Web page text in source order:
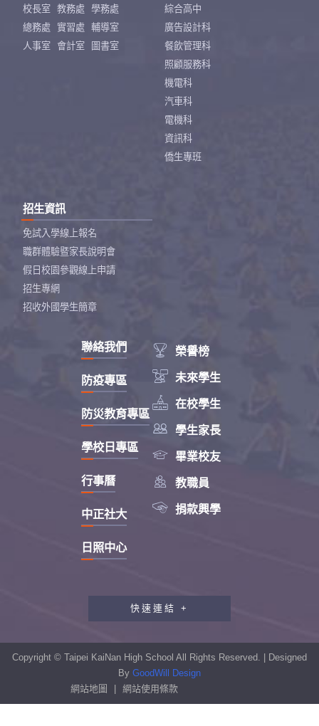
校長室 教務處
學務處
總務處
實習處
輔導室
人事室
會計室 圖書室
綜合高中
廣告設計科
餐飲管理科
照顧服務科
機電科
汽車科
電機科
資訊科
僑生專班
招生資訊
免試入學線上報名
職群體驗暨家長說明會
假日校園參觀線上申請
招生專網
招收外國學生簡章
 榮譽榜
 未來學生
 在校學生
 學生家長
 畢業校友
 教職員
 捐款興學
聯絡我們
防疫專區
防災教育專區
學校日專區
行事曆
中正社大
日照中心
快速連結 +
教職員工研習專區
性別平等教育專區
Copyright © Taipei KaiNan High School All Rights Reserved. | Designed
By GoodWill Design
網站地圖
網站使用條款